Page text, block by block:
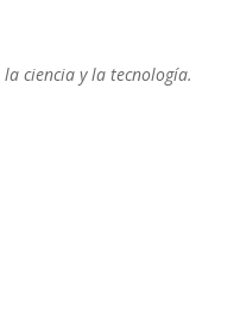
ciencia y la tecnología.